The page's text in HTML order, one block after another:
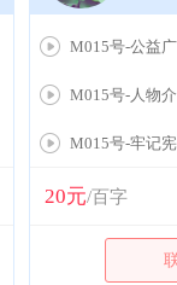
M015号-公益
M015号-人物
M015号-牢记
20元/百字